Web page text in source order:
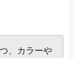
、カラーや